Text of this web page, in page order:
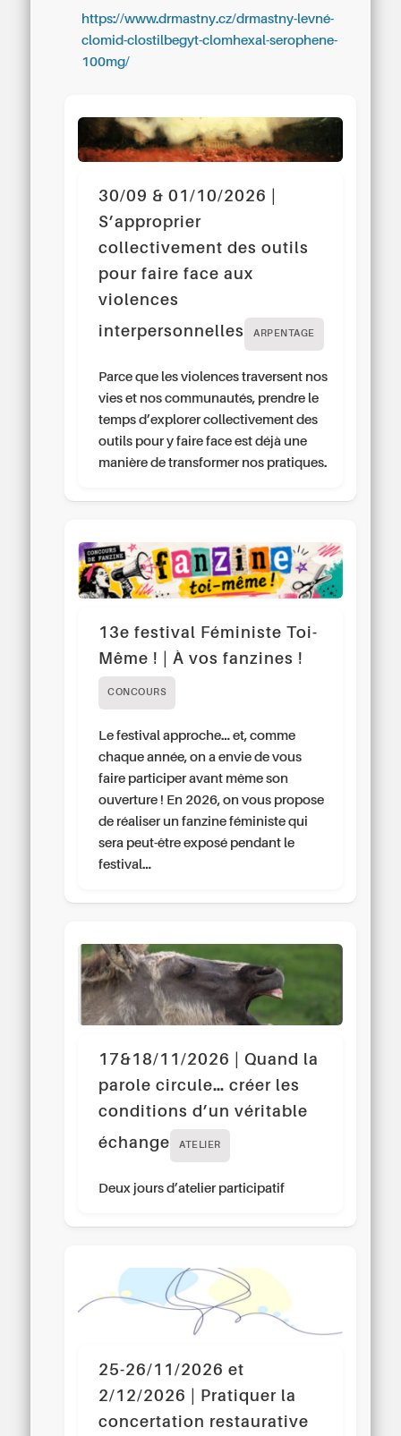
https://www.drmastny.cz/drmastny-levné-
clomid-clostilbegyt-clomhexal-serophene-
100mg/
30/09 & 01/10/2026 |
S’approprier
collectivement des outils
pour faire face aux
violences
interpersonnelles
ARPENTAGE
Parce que les violences traversent nos
vies et nos communautés, prendre le
temps d’explorer collectivement des
outils pour y faire face est déjà une
manière de transformer nos pratiques.
13e festival Féministe Toi-
Même ! | À vos fanzines !
CONCOURS
Le festival approche… et, comme
chaque année, on a envie de vous
faire participer avant même son
ouverture ! En 2026, on vous propose
de réaliser un fanzine féministe qui
sera peut-être exposé pendant le
festival…
17&18/11/2026 | Quand la
parole circule… créer les
conditions d’un véritable
échange
ATELIER
Deux jours d’atelier participatif
25-26/11/2026 et
2/12/2026 | Pratiquer la
concertation restaurative